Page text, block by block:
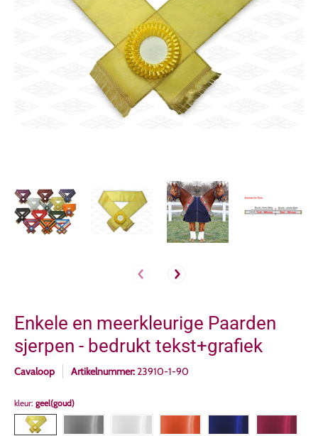
Enkele en meerkleurige Paarden
sjerpen - bedrukt tekst+grafiek
Cavaloop Artikelnummer:23910-1-90
kleur: geel(goud)